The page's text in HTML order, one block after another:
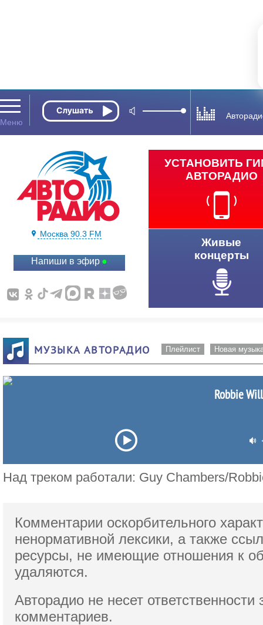
Москва 90.3 FM
Напиши в эфир
УСТАНОВИТЬ
АВТОРАДИО
Живые
концерты
МУЗЫКА АВТОРАДИО Плейлист Новая
Robbie
Над треком работали: Guy Chambers/
Комментарии оскорбительного
ненормативной лексики, а также
ресурсы, не имеющие отношения к
удаляются.
Авторадио не несет ответственности
комментариев.